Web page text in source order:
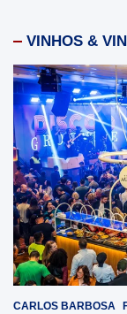
VINHOS &
CARLOS BARBOSA